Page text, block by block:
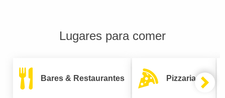
Lugares para comer
Bares & Restaurantes Pizzarias